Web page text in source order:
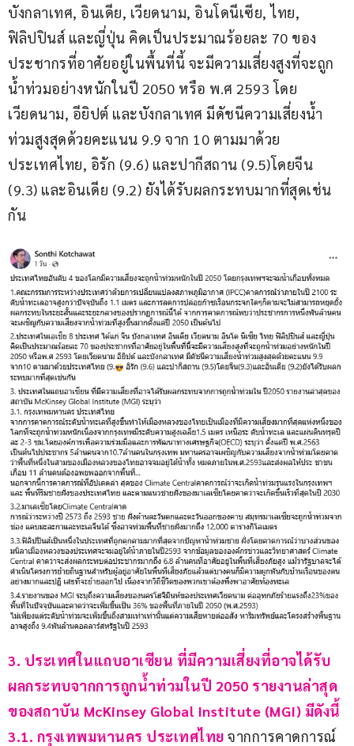
บังกลาเทศ, อินเดีย, เวียดนาม, อินโดนีเซีย, ไทย,
ฟิลิปปินส์ และญี่ปุ่น คิดเป็นประมาณร้อยละ 70 ของ
ประชากรที่อาศัยอยู่ในพื้นที่นี้ จะมีความเสี่ยงสูงที่จะถูก
น้ำท่วมอย่างหนักในปี 2050 หรือ พ.ศ 2593 โดย
เวียดนาม, อียิปต์ และบังกลาเทศ มีดัชนีความเสี่ยงน้ำ
ท่วมสูงสุดด้วยคะแนน 9.9 จาก 10 ตามมาด้วย
ประเทศไทย, อิรัก (9.6) และปากีสถาน (9.5)โดยจีน
(9.3) และอินเดีย (9.2) ยังได้รับผลกระทบมากที่สุดเช่น
กัน
3. ประเทศในแถบอาเซียน ที่มีความเสี่ยงที่อาจได้รับ
ผลกระทบจากการถูกน้ำท่วมในปี 2050 รายงานล่าสุด
ของสถาบัน McKinsey Global Institute (MGI) มีดังนี้
3.1. กรุงเทพมหานคร ประเทศไทย จากการคาดการณ์